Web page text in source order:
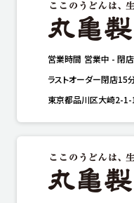
営業時間 営業中 - 閉
ラストオーダー閉店15
東京都品川区大崎2-